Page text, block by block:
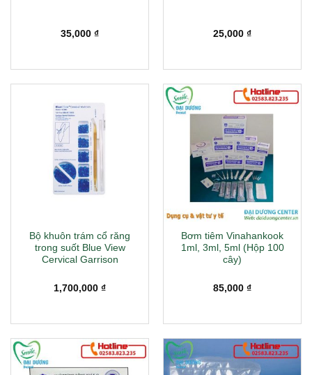
35,000 ₫ 25,000 ₫
Bộ khuôn trám cổ răng
trong suốt Blue View
Cervical Garrison
1,700,000 ₫
Bơm tiêm Vinahankook
1ml, 3ml, 5ml (Hộp 100
cây)
85,000 ₫